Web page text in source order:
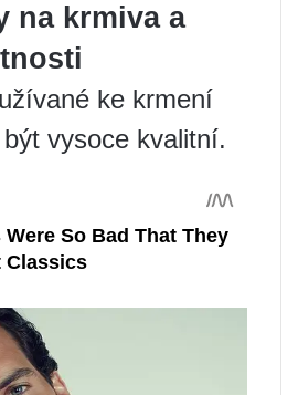
na krmiva a
ke krmení
vysoce kvalitní.